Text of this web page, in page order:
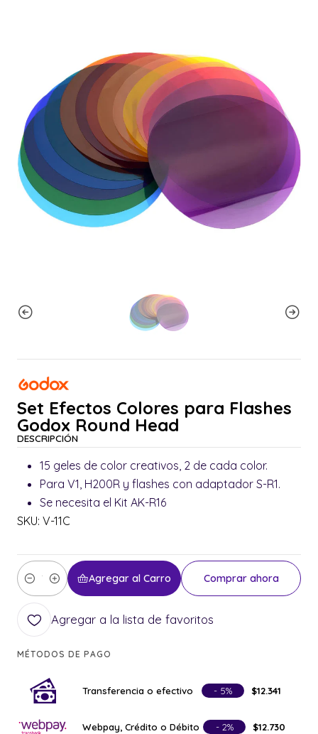
Set Efectos Colores para Flashes
Godox Round Head
DESCRIPCIÓN
15 geles de color creativos, 2 de cada color.
Para V1, H200R y flashes con adaptador S-R1.
Se necesita el Kit AK-R16
SKU: V-11C
Cantidad
Agregar al Carro Comprar ahora
Agregar a la lista de favoritos
MÉTODOS DE PAGO
Transferencia o efectivo - 5% $12.341
Webpay, Crédito o Débito - 2% $12.730